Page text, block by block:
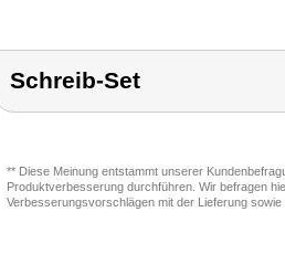
Schreib-Set
** Diese Meinung entstammt unserer
Produktverbesserung durchführen. Wir befragen
Verbesserungsvorschlägen mit der Lieferung sowie